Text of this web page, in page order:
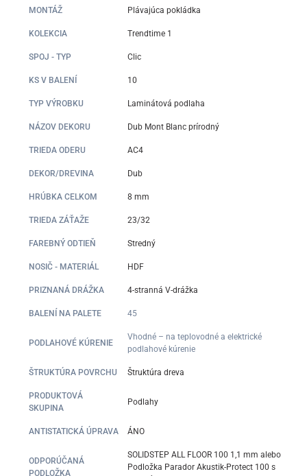
MONTÁŽ Plávajúca pokládka
KOLEKCIA Trendtime 1
SPOJ - TYP Clic
KS V BALENÍ 10
TYP VÝROBKU Laminátová podlaha
NÁZOV DEKORU Dub Mont Blanc prírodný
TRIEDA ODERU AC4
DEKOR/DREVINA Dub
HRÚBKA CELKOM 8 mm
TRIEDA ZÁŤAŽE 23/32
FAREBNÝ ODTIEŇ Stredný
NOSIČ - MATERIÁL HDF
PRIZNANÁ DRÁŽKA 4-stranná V-drážka
BALENÍ NA PALETE 45
PODLAHOVÉ KÚRENIE
Vhodné – na teplovodné a elektrické
podlahové kúrenie
ŠTRUKTÚRA POVRCHU Štruktúra dreva
PRODUKTOVÁ
SKUPINA
Podlahy
ANTISTATICKÁ ÚPRAVA ÁNO
ODPORÚČANÁ
PODLOŽKA
SOLIDSTEP ALL FLOOR 100 1,1 mm alebo
Podložka Parador Akustik-Protect 100 s